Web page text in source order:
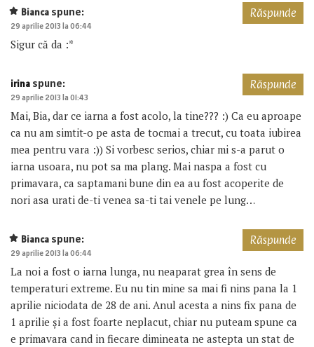
Bianca spune:
29 aprilie 2013 la 06:44
Sigur că da :*
Răspunde
irina spune:
29 aprilie 2013 la 01:43
Mai, Bia, dar ce iarna a fost acolo, la tine??? :) Ca eu aproape
ca nu am simtit-o pe asta de tocmai a trecut, cu toata iubirea
mea pentru vara :)) Si vorbesc serios, chiar mi s-a parut o
iarna usoara, nu pot sa ma plang. Mai naspa a fost cu
primavara, ca saptamani bune din ea au fost acoperite de
nori asa urati de-ti venea sa-ti tai venele pe lung…
Răspunde
Bianca spune:
29 aprilie 2013 la 06:44
La noi a fost o iarna lunga, nu neaparat grea în sens de
temperaturi extreme. Eu nu tin mine sa mai fi nins pana la 1
aprilie niciodata de 28 de ani. Anul acesta a nins fix pana de
1 aprilie și a fost foarte neplacut, chiar nu puteam spune ca
e primavara cand in fiecare dimineata ne astepta un stat de
Răspunde